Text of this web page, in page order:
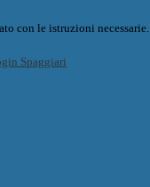
con le istruzioni necessarie.
Spaggiari